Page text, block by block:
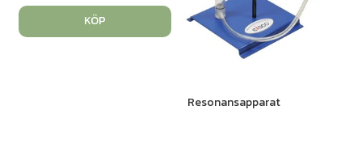
KÖP
Resonansapparat